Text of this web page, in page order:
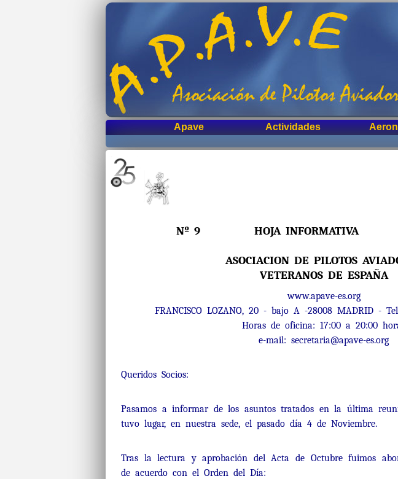
Apave Actividades
Nº 9 HOJA INFORMATIVA
ASOCIACION DE PILOTOS
VETERANOS DE ESPAÑA
www.apave-es.org
FRANCISCO LOZANO, 20 - bajo A -28008 MADRID -
Horas de oficina: 17:00 a 20:00
e-mail: secretaria@apave-es.org
Queridos Socios:
Pasamos a informar de los asuntos tratados en la última
tuvo lugar, en nuestra sede, el pasado día 4 de Noviembre.
Tras la lectura y aprobación del Acta de Octubre fuimos
de acuerdo con el Orden del Día: